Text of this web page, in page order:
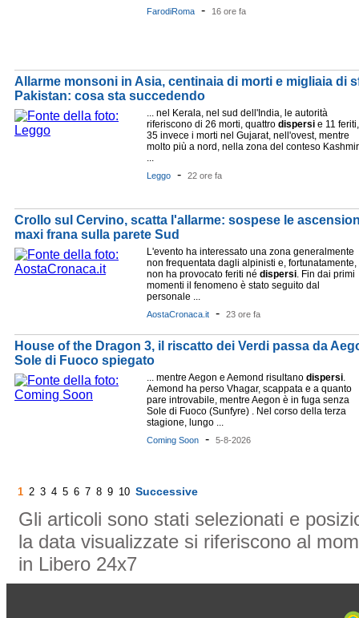
FarodiRoma - 16 ore fa
Allarme monsoni in Asia, centinaia di morti e migliaia di
Pakistan: cosa sta succedendo
... nel Kerala, nel sud dell'India, le autorità
riferiscono di 26 morti, quattro dispersi e 11 feriti,
35 invece i morti nel Gujarat, nell'ovest, mentre
molto più a nord, nella zona del conteso Kashmir
...
Leggo - 22 ore fa
Crollo sul Cervino, scatta l'allarme: sospese le
maxi frana sulla parete Sud
L'evento ha interessato una zona generalmente
non frequentata dagli alpinisti e, fortunatamente,
non ha provocato feriti né dispersi. Fin dai primi
momenti il fenomeno è stato seguito dal
personale ...
AostaCronaca.it - 23 ore fa
House of the Dragon 3, il riscatto dei Verdi passa da
Sole di Fuoco spiegato
... mentre Aegon e Aemond risultano dispersi.
Aemond ha perso Vhagar, scappata e a quanto
pare introvabile, mentre Aegon è in fuga senza
Sole di Fuoco (Sunfyre) . Nel corso della terza
stagione, lungo ...
Coming Soon - 5-8-2026
1 2 3 4 5 6 7 8 9 10 Successive
Gli articoli sono stati selezionati e
la data visualizzate si riferiscono al
in Libero 24x7